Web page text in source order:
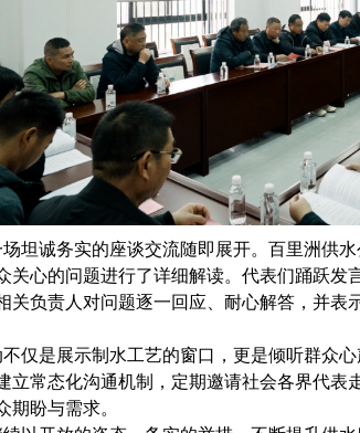
坦诚务实的座谈交流随即展开。百里洲供
关心的问题进行了详细解读。代表们踊跃
关负责人对问题逐一回应、耐心解答，并
仅是展示制水工艺的窗口，更是倾听群众
立常态化沟通机制，定期邀请社会各界代
期盼与需求。